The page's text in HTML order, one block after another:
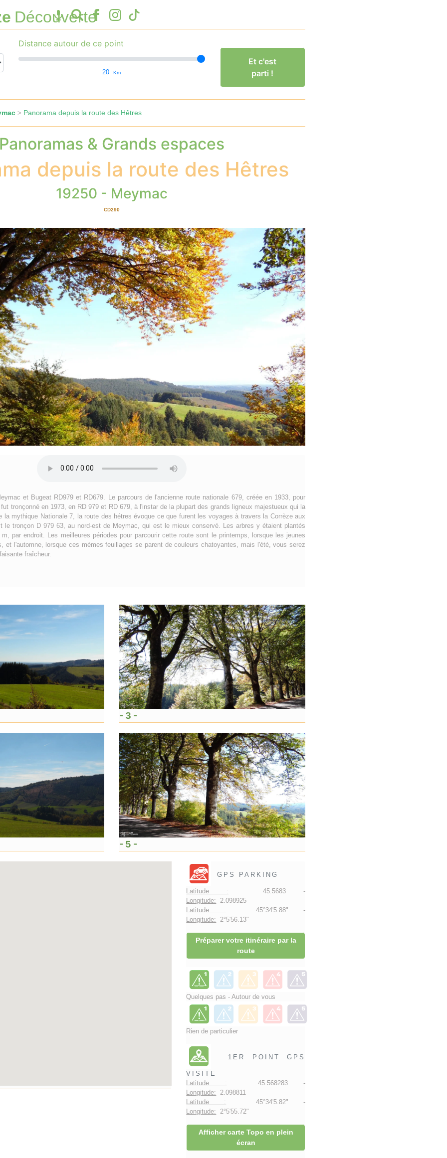
Découverte
Distance autour de ce point
20 Km
Et c'est
parti !
> Panorama depuis la route des Hêtres
& Grands espaces
depuis la route des Hêtres
19250 - Meymac
CD290
et Bugeat RD979 et RD679. Le parcours de l'ancienne route nationale 679, créée en 1933, pour
tronçonné en 1973, en RD 979 et RD 679, à l'instar de la plupart des grands ligneux majestueux qui la
la mythique Nationale 7, la route des hétres évoque ce que furent les voyages à travers la Corrèze aux
le tronçon D 979 63, au nord-est de Meymac, qui est le mieux conservé. Les arbres y étaient plantés
par endroit. Les meilleures périodes pour parcourir cette route sont le printemps, lorsque les jeunes
et l'automne, lorsque ces mémes feuillages se parent de couleurs chatoyantes, mais l'été, vous serez
fraîcheur.
- 3 -
- 5 -
GPS PARKING
Latitude : 45.5683 -
Longitude: 2.098925
Latitude : 45°34'5.88" -
Longitude: 2°5'56.13"
Préparer votre itinéraire par la
route
Quelques pas - Autour de vous
Rien de particulier
1ER POINT GPS
VISITE
Latitude : 45.568283 -
Longitude: 2.098811
Latitude : 45°34'5.82" -
Longitude: 2°5'55.72"
Afficher carte Topo en plein
écran